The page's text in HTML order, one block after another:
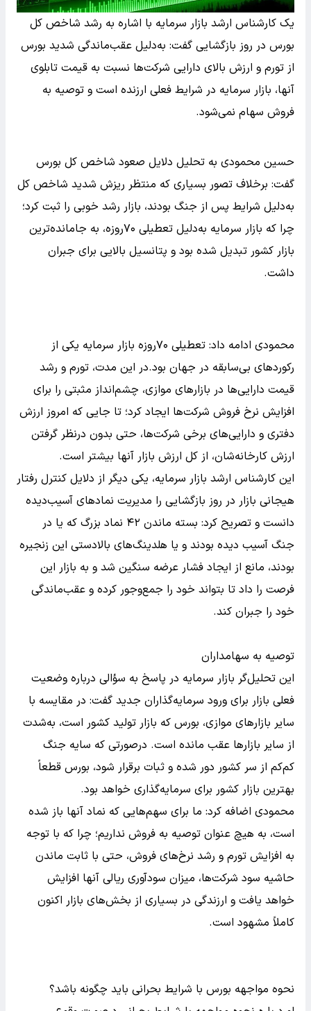
یک کارشناس ارشد بازار سرمایه با اشاره به رشد شاخص کل
بورس در روز بازگشایی گفت: به‌دلیل عقب‌ماندگی شدید بورس
از تورم و ارزش بالای دارایی شرکت‌ها نسبت به قیمت تابلوی
آنها، بازار سرمایه در شرایط فعلی ارزنده است و توصیه به
فروش سهام نمی‌شود.
حسین محمودی به تحلیل دلایل صعود شاخص کل بورس
گفت: برخلاف تصور بسیاری که منتظر ریزش شدید شاخص کل
به‌دلیل شرایط پس از جنگ بودند، بازار رشد خوبی را ثبت کرد؛
چرا که بازار سرمایه به‌دلیل تعطیلی ۷۰روزه، به جامانده‌ترین
بازار کشور تبدیل شده بود و پتانسیل بالایی برای جبران
داشت.
محمودی ادامه داد: تعطیلی ۷۰روزه بازار سرمایه یکی از
رکوردهای بی‌سابقه در جهان بود.در این مدت، تورم و رشد
قیمت دارایی‌ها در بازارهای موازی، چشم‌انداز مثبتی را برای
افزایش نرخ فروش شرکت‌ها ایجاد کرد؛ تا جایی که امروز ارزش
دفتری و دارایی‌های برخی شرکت‌ها، حتی بدون درنظر گرفتن
ارزش کارخانه‌شان، از کل ارزش بازار آنها بیشتر است.
این کارشناس ارشد بازار سرمایه، یکی دیگر از دلایل کنترل رفتار
هیجانی بازار در روز بازگشایی را مدیریت نمادهای آسیب‌دیده
دانست و تصریح کرد: بسته ماندن ۴۲ نماد بزرگ که یا در
جنگ آسیب دیده بودند و یا هلدینگ‌های بالادستی این زنجیره
بودند، مانع از ایجاد فشار عرضه سنگین شد و به بازار این
فرصت را داد تا بتواند خود را جمع‌وجور کرده و عقب‌ماندگی
خود را جبران کند.
توصیه به سهامداران
این تحلیل‌گر بازار سرمایه در پاسخ به سؤالی درباره وضعیت
فعلی بازار برای ورود سرمایه‌گذاران جدید گفت: در مقایسه با
سایر بازارهای موازی، بورس که بازار تولید کشور است، به‌شدت
از سایر بازارها عقب مانده است. درصورتی که سایه جنگ
کم‌کم از سر کشور دور شده و ثبات برقرار شود، بورس قطعاً
بهترین بازار کشور برای سرمایه‌گذاری خواهد بود.
محمودی اضافه کرد: ما برای سهم‌هایی که نماد آنها باز شده
است، به هیچ عنوان توصیه به فروش نداریم؛ چرا که با توجه
به افزایش تورم و رشد نرخ‌های فروش، حتی با ثابت ماندن
حاشیه سود شرکت‌ها، میزان سودآوری ریالی آنها افزایش
خواهد یافت و ارزندگی در بسیاری از بخش‌های بازار اکنون
کاملاً مشهود است.
نحوه مواجهه بورس با شرایط بحرانی باید چگونه باشد؟